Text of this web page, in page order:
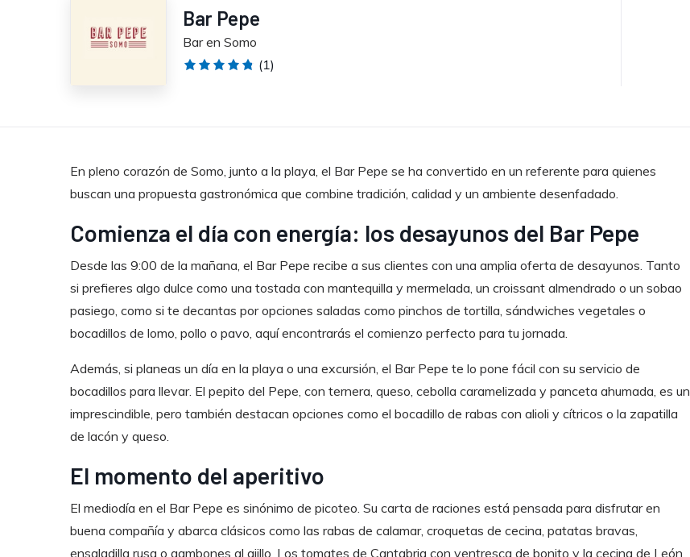
Bar Pepe
Bar en Somo
(1)
En pleno corazón de Somo, junto a la playa, el Bar Pepe se ha convertido en un referente para quienes
buscan una propuesta gastronómica que combine tradición, calidad y un ambiente desenfadado.
Comienza el día con energía: los desayunos del Bar Pepe
Desde las 9:00 de la mañana, el Bar Pepe recibe a sus clientes con una amplia oferta de desayunos. Tanto
si prefieres algo dulce como una tostada con mantequilla y mermelada, un croissant almendrado o un sobao
pasiego, como si te decantas por opciones saladas como pinchos de tortilla, sándwiches vegetales o
bocadillos de lomo, pollo o pavo, aquí encontrarás el comienzo perfecto para tu jornada.
Además, si planeas un día en la playa o una excursión, el Bar Pepe te lo pone fácil con su servicio de
bocadillos para llevar. El pepito del Pepe, con ternera, queso, cebolla caramelizada y panceta ahumada, es un
imprescindible, pero también destacan opciones como el bocadillo de rabas con alioli y cítricos o la zapatilla
de lacón y queso.
El momento del aperitivo
El mediodía en el Bar Pepe es sinónimo de picoteo. Su carta de raciones está pensada para disfrutar en
buena compañía y abarca clásicos como las rabas de calamar, croquetas de cecina, patatas bravas,
ensaladilla rusa o gambones al ajillo. Los tomates de Cantabria con ventresca de bonito y la cecina de León